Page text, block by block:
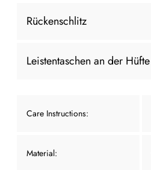
Rückenschlitz
Leistentaschen an der Hüfte
Care Instructions:
Material: